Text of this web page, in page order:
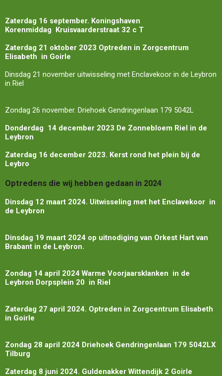
Zaterdag 16 september. Koningshaven
Korenmiddag Kruisvaarderstraat 32 c T
Zaterdag 21 oktober 2023 Optreden in Zorgcentrum
Elisabeth in Goirle
Dinsdag 21 november uitwisseling met Enclavekoor in de Leybron
in Riel
Zondag 26 november. Driehoek Gendringenlaan 179 5042L
Donderdag 14 december 2023 De Zonnebloem Riel in de
Leybron
Zaterdag 16 december 2023. Kerst rond het plein bij de
Leybro
Optredens die wij hebben gedaan in 2024
Dinsdag 12 maart 2024. Uitwisseling met het Enclavekoor in
de Leybron
Dinsdag 19 maart 2024 op uitnodiging van Orkest Hart van
Brabant in de Leybron.
Zondag 14 april 2024 Warme Voorjaarsklanken in de
Leybron Dorpsplein 20 in Riel
Zaterdag 27 april 2024. Optreden in Zorgcentrum Elisabeth
in Goirle
Zondag 28 april 2024 Driehoek Gendringenlaan 179 5042LX
Tilburg
Zaterdag 8 juni 2024. Guldenakker Wittendijk 2 Goirle